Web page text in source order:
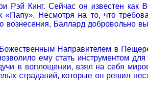
Рэй Кинг. Сейчас он известен
«Папу». Несмотря на то, что
вознесения, Баллард добровольно
Направителем в
ему стать инструментом
в воплощении, взял на себя
страданий, которые он решил